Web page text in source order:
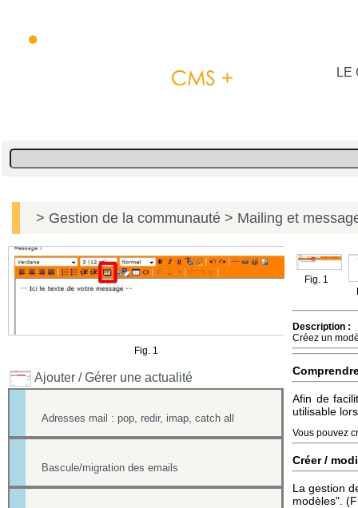
LE
> Gestion de la communauté > Mailing et
Fig. 1
Ajouter / Gérer une actualité
Adresses mail : pop, redir, imap, catch all
Bascule/migration des emails
Fig. 1
Description :
Créez un
Afin de
utilisable
Vous pouvez
Créer /
La gestion
modèles".